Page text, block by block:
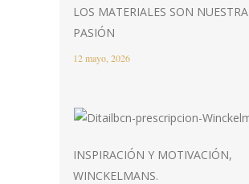
LOS MATERIALES SON NUESTRA
PASIÓN
12 mayo, 2026
INSPIRACIÓN Y MOTIVACIÓN,
WINCKELMANS.